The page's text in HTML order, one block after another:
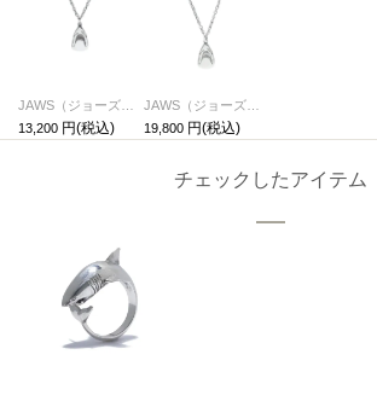
JAWS（ジョーズ） ジオラマネックレス
13,200
JAWS（ジョーズ） ジオラマネックレス セット
19,800
チェックしたアイテム